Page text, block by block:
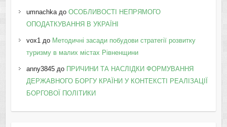
umnachkaдо ОСОБЛИВОСТІ НЕПРЯМОГО
ОПОДАТКУВАННЯ В УКРАЇНІ
vox1 до Методичні засади побудови стратегії розвитку
туризму в малих містах Рівненщини
anny3845до ПРИЧИНИ ТА НАСЛІДКИ ФОРМУВАННЯ
ДЕРЖАВНОГО БОРГУ КРАЇНИ У КОНТЕКСТІ РЕАЛІЗАЦІЇ
БОРГОВОЇ ПОЛІТИКИ